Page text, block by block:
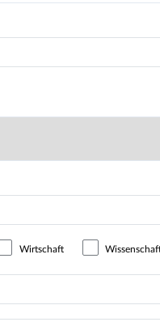
Wirtschaft